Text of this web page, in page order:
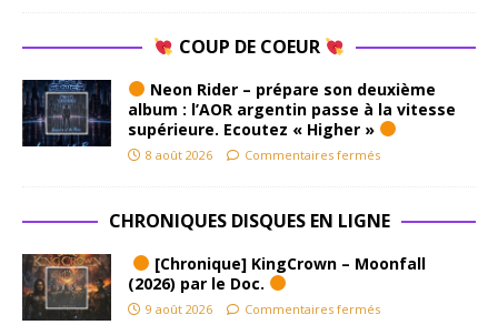
COUP DE COEUR
Neon Rider – prépare son deuxième
album : l’AOR argentin passe à la vitesse
supérieure. Ecoutez « Higher »
8 août 2026 Commentaires fermés
CHRONIQUES DISQUES EN LIGNE
[Chronique] KingCrown – Moonfall
(2026) par le Doc.
9 août 2026 Commentaires fermés